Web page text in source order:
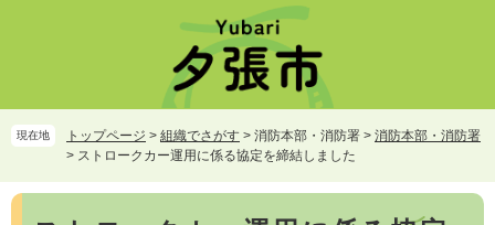
頭
で
飛
ば
て
現在地 トップページ > 組織でさがす > 消防本部・消防署 > 消防本部・消防署
> ストロークカー運用に係る協定を締結しました
本